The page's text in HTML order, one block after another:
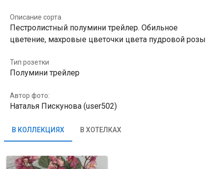
Описание сорта
Пестролистный полумини трейлер. Обильное
цветение, махровые цветочки цвета пудровой розы
Тип розетки
Полумини трейлер
Автор фото:
Наталья Пискунова (user502)
В КОЛЛЕКЦИЯХ В ХОТЕЛКАХ